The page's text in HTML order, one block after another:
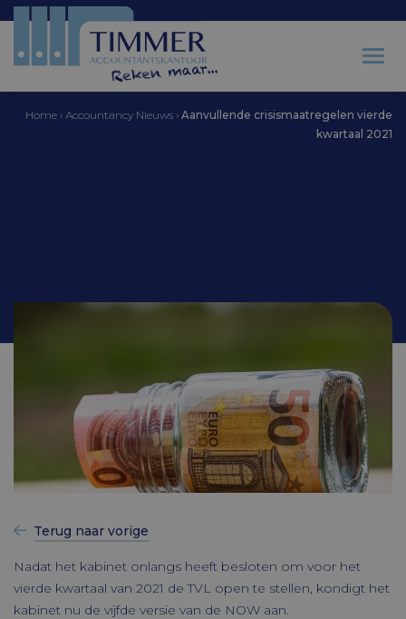
Home › Accountancy Nieuws › Aanvullende crisismaatregelen vierde
kwartaal 2021
Terug naar vorige
Nadat het kabinet onlangs heeft besloten om voor het
vierde kwartaal van 2021 de TVL open te stellen, kondigt het
kabinet nu de vijfde versie van de NOW aan.